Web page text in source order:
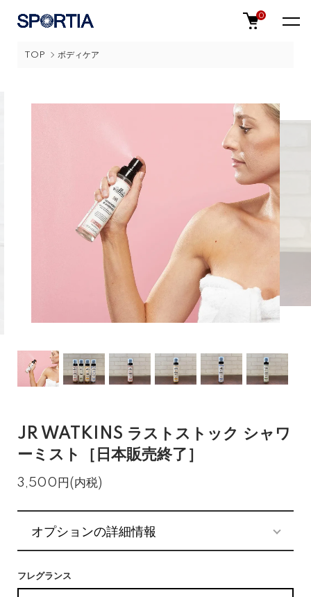
0
TOP ボディケア
JR WATKINS ラストストック シャワ
ーミスト［日本販売終了］
3,500円(内税)
オプションの詳細情報
フレグランス